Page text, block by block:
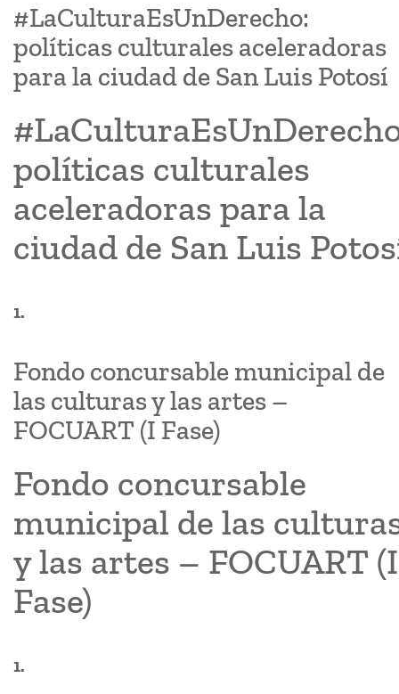
#LaCulturaEsUnDerecho:
políticas culturales aceleradoras
para la ciudad de San Luis Potosí
políticas culturales
aceleradoras para la
ciudad de San Luis
1.
Fondo concursable municipal de
las culturas y las artes –
FOCUART (I Fase)
Fondo concursable
municipal de las
y las artes – FOCUART (I
Fase)
1.